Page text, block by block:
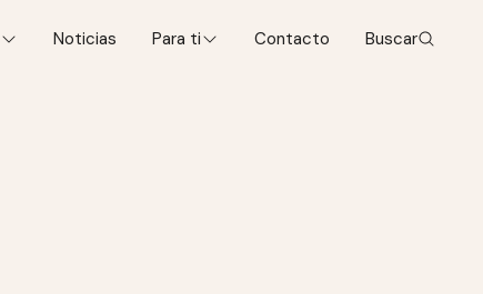
Noticias Para ti Contacto Buscar